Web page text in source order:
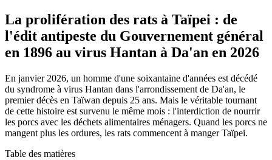
La prolifération des rats à Taïpei : de
l'édit antipeste du Gouvernement général
en 1896 au virus Hantan à Da'an en 2026
En janvier 2026, un homme d'une soixantaine d'années est décédé
du syndrome à virus Hantan dans l'arrondissement de Da'an, le
premier décès en Taïwan depuis 25 ans. Mais le véritable tournant
de cette histoire est survenu le même mois : l'interdiction de nourrir
les porcs avec les déchets alimentaires ménagers. Quand les porcs ne
mangent plus les ordures, les rats commencent à manger Taïpei.
Table des matières